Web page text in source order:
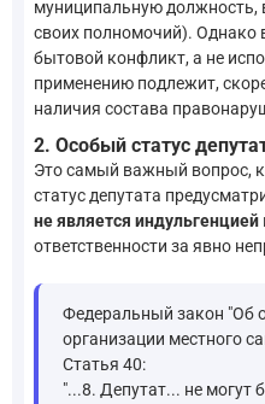
муниципальную должность,
своих полномочий). Однако
бытовой конфликт, а не
применению подлежит,
наличия состава
2. Особый статус
Это самый важный вопрос,
статус депутата
не является индульгенцией
ответственности за явно
Федеральный закон "Об
организации местного
Статья 40:
"...8. Депутат... не могут